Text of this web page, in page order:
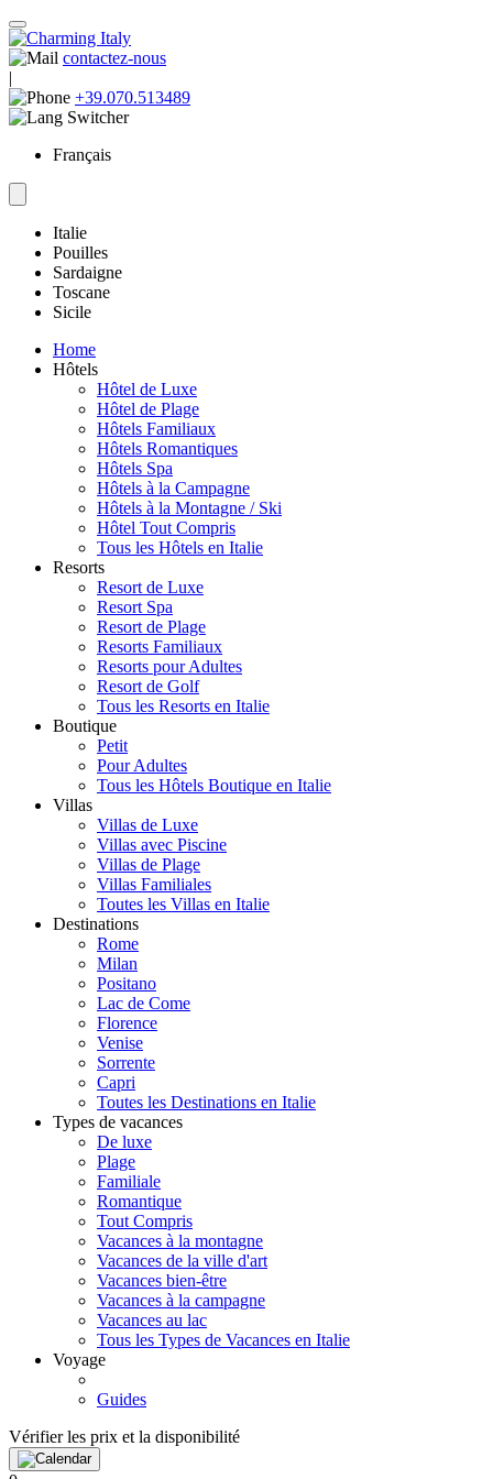
contactez-nous
|
+39.070.513489
Français
Italie
Pouilles
Sardaigne
Toscane
Sicile
Home
Hôtels
Hôtel de Luxe
Hôtel de Plage
Hôtels Familiaux
Hôtels Romantiques
Hôtels Spa
Hôtels à la Campagne
Hôtels à la Montagne / Ski
Hôtel Tout Compris
Tous les Hôtels en Italie
Resorts
Resort de Luxe
Resort Spa
Resort de Plage
Resorts Familiaux
Resorts pour Adultes
Resort de Golf
Tous les Resorts en Italie
Boutique
Petit
Pour Adultes
Tous les Hôtels Boutique en Italie
Villas
Villas de Luxe
Villas avec Piscine
Villas de Plage
Villas Familiales
Toutes les Villas en Italie
Destinations
Rome
Milan
Positano
Lac de Come
Florence
Venise
Sorrente
Capri
Toutes les Destinations en Italie
Types de vacances
De luxe
Plage
Familiale
Romantique
Tout Compris
Vacances à la montagne
Vacances de la ville d'art
Vacances bien-être
Vacances à la campagne
Vacances au lac
Tous les Types de Vacances en Italie
Voyage
Guides
Vérifier les prix et la disponibilité